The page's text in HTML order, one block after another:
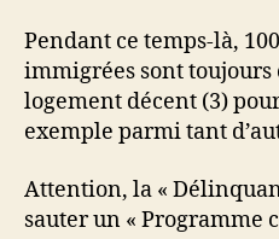
Pendant ce temps-là,
immigrées sont toujours
logement décent (3)
exemple parmi tant
Attention, la «
sauter un « Programme